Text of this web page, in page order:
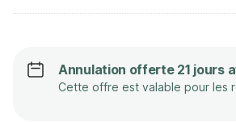
Annulation offerte 21 jours
Cette offre est valable pour les